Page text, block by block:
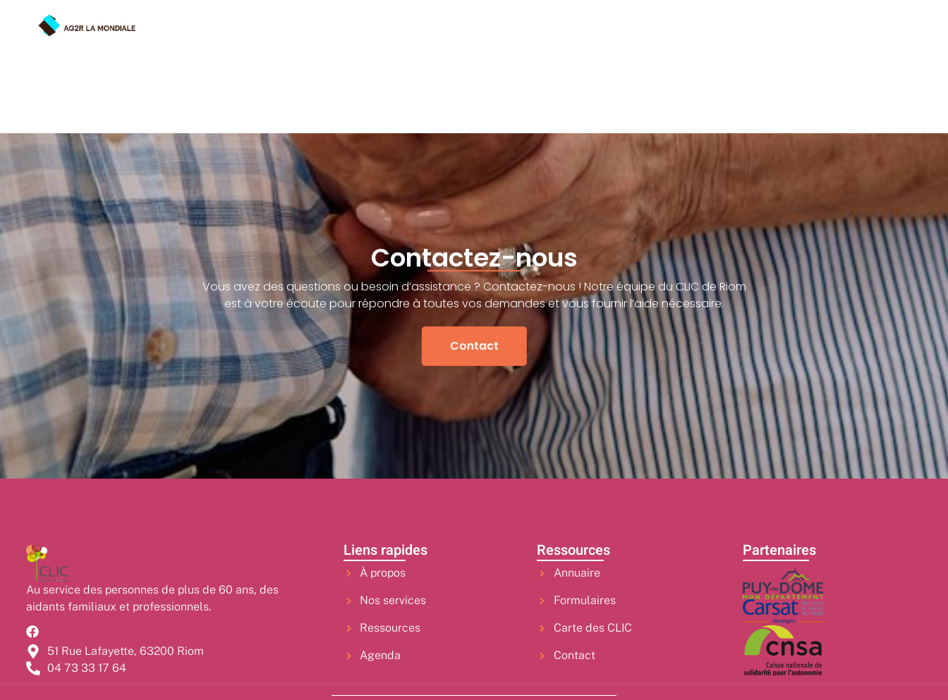
Contactez-nous
Vous avez des questions ou besoin d’assistance ? Contactez-nous ! Notre équipe du CLIC de Riom
est à votre écoute pour répondre à toutes vos demandes et vous fournir l’aide nécessaire.
Contact
Au service des personnes de plus de 60 ans, des
aidants familiaux et professionnels.
51 Rue Lafayette, 63200 Riom
04 73 33 17 64
Liens rapides
À propos
Nos services
Ressources
Agenda
Ressources
Annuaire
Formulaires
Carte des CLIC
Contact
Partenaires